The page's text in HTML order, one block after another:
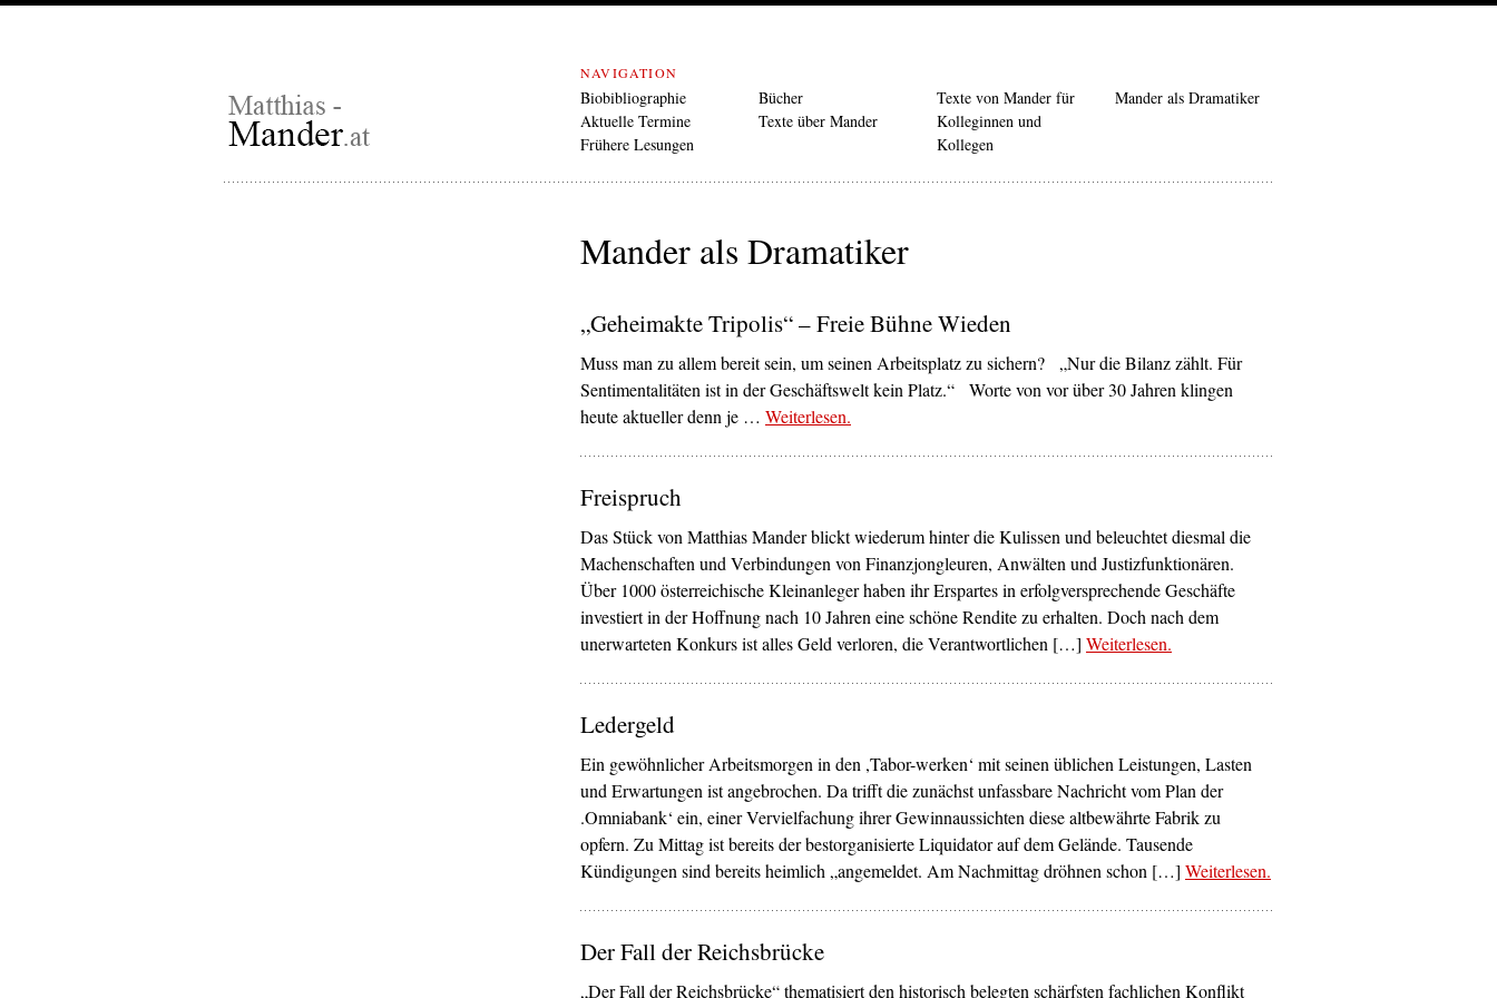
NAVIGATION
Biobibliographie
Aktuelle Termine
Frühere Lesungen
Bücher
Texte über Mander
Texte von Mander für
Kolleginnen und
Kollegen
Mander als Dramatiker
Mander als Dramatiker
„Geheimakte Tripolis“ – Freie Bühne Wieden
Muss man zu allem bereit sein, um seinen Arbeitsplatz zu sichern? „Nur die Bilanz zählt. Für
Sentimentalitäten ist in der Geschäftswelt kein Platz.“ Worte von vor über 30 Jahren klingen
heute aktueller denn je … Weiterlesen– ‘„Geheimakte Tripolis“ – Freie Bühne Wieden’
.
Freispruch
Das Stück von Matthias Mander blickt wiederum hinter die Kulissen und beleuchtet diesmal die
Machenschaften und Verbindungen von Finanzjongleuren, Anwälten und Justizfunktionären.
Über 1000 österreichische Kleinanleger haben ihr Erspartes in erfolgversprechende Geschäfte
investiert in der Hoffnung nach 10 Jahren eine schöne Rendite zu erhalten. Doch nach dem
unerwarteten Konkurs ist alles Geld verloren, die Verantwortlichen […] Weiterlesen– ‘Freispruch’
.
Ledergeld
Ein gewöhnlicher Arbeitsmorgen in den ,Tabor-werken‘ mit seinen üblichen Leistungen, Lasten
und Erwartungen ist angebrochen. Da trifft die zunächst unfassbare Nachricht vom Plan der
.Omniabank‘ ein, einer Vervielfachung ihrer Gewinnaussichten diese altbewährte Fabrik zu
opfern. Zu Mittag ist bereits der bestorgani­sierte Liquidator auf dem Gelände. Tausende
Kündigungen sind bereits heimlich „ange­meldet. Am Nachmittag dröhnen schon […] Weiterlesen– ‘Ledergeld’
.
Der Fall der Reichsbrücke
„Der Fall der Reichsbrücke“ thematisiert den historisch belegten schärfsten fachlichen Konflikt